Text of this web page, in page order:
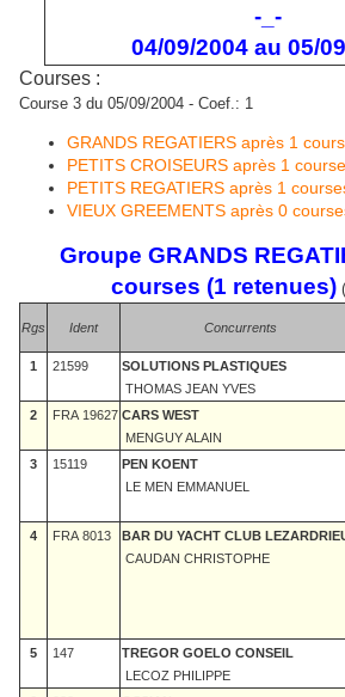
-_-
04/09/2004 au 05/
Courses :
Course 3 du 05/09/2004 - Coef.: 1
GRANDS REGATIERS après 1
PETITS CROISEURS après 1
PETITS REGATIERS après 1
VIEUX GREEMENTS après 0
Groupe GRANDS
courses (1 retenues)
Rgs Ident Concurrents
1 21599
SOLUTIONS PLASTIQUES
THOMAS JEAN YVES
2 FRA 19627 CARS WEST
MENGUY ALAIN
3 15119
PEN KOENT
LE MEN EMMANUEL
4
FRA 8013
BAR DU YACHT CLUB
CAUDAN CHRISTOPHE
5
147
TREGOR GOELO CONSEIL
LECOZ PHILIPPE